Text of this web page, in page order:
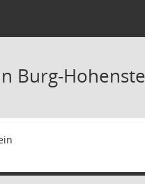
Burg-